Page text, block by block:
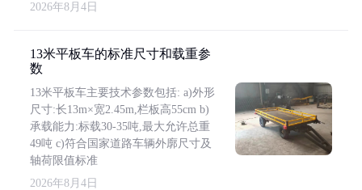
2026年8月4日
13米平板车的标准尺寸和载重参
数
13米平板车主要技术参数包括: a)外形
尺寸:长13m×宽2.45m,栏板高55cm b)
承载能力:标载30-35吨,最大允许总重
49吨 c)符合国家道路车辆外廓尺寸及
轴荷限值标准
2026年8月4日